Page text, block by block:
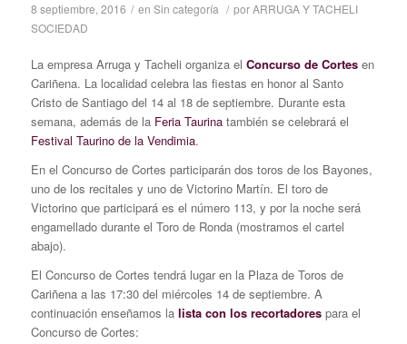
8 septiembre, 2016 / en Sin categoría / porARRUGA Y TACHELI
SOCIEDAD
La empresa Arruga y Tacheli organiza el Concurso de Cortesen
Cariñena. La localidad celebra las fiestas en honor al Santo
Cristo de Santiago del 14 al 18 de septiembre. Durante esta
semana, además de la Feria Taurinatambién se celebrará el
Festival Taurino de la Vendimia.
En el Concurso de Cortes participarán dos toros de los Bayones,
uno de los recitales y uno de Victorino Martín. El toro de
Victorino que participará es el número 113, y por la noche será
engamellado durante el Toro de Ronda (mostramos el cartel
abajo).
El Concurso de Cortes tendrá lugar en la Plaza de Toros de
Cariñena a las 17:30 del miércoles 14 de septiembre. A
continuación enseñamos la lista con los recortadores para el
Concurso de Cortes: